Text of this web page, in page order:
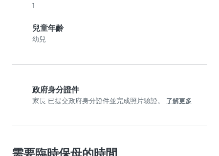
1
兒童年齡
幼兒
政府身分證件
家長 已提交政府身分證件並完成照片驗證。 了解更多